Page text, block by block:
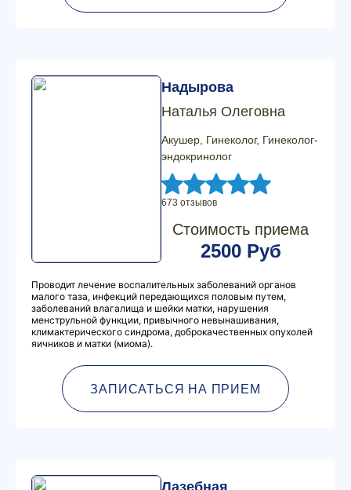
Надырова
Наталья Олеговна
Акушер, Гинеколог, Гинеколог-
эндокринолог
673 отзывов
Стоимость приема
2500 Руб
Проводит лечение воспалительных заболеваний органов
малого таза, инфекций передающихся половым путем,
заболеваний влагалища и шейки матки, нарушения
менструльной функции, привычного невынашивания,
климактерического синдрома, доброкачественных опухолей
яичников и матки (миома).
ЗАПИСАТЬСЯ НА ПРИЕМ
Лазебная